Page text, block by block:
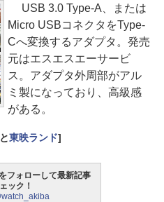
USB 3.0 Type-A、または
Micro USBコネクタをType-
Cへ変換するアダプタ。発売
元はエスエスエーサービ
ス。アダプタ外周部がアル
ミ製になっており、高級感
がある。
東映ランド]
フォローして最新記事
ック！